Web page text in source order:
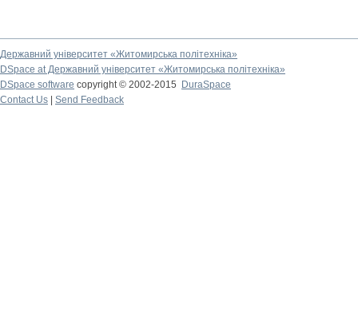
Державний університет «Житомирська політехніка»
DSpace at Державний університет «Житомирська політехніка»
DSpace software copyright © 2002-2015
DuraSpace
Contact Us
Send Feedback